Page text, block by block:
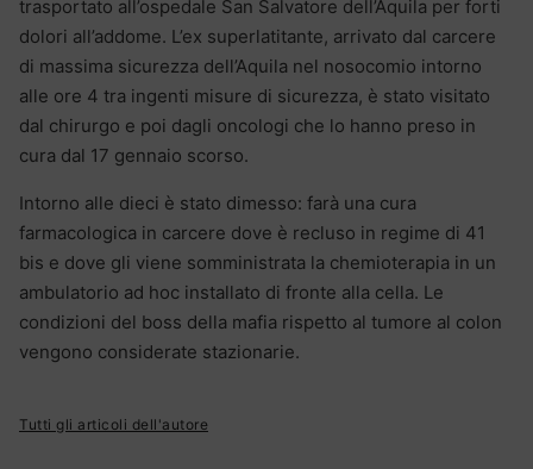
trasportato all’ospedale San Salvatore dell’Aquila per forti
dolori all’addome. L’ex superlatitante, arrivato dal carcere
di massima sicurezza dell’Aquila nel nosocomio intorno
alle ore 4 tra ingenti misure di sicurezza, è stato visitato
dal chirurgo e poi dagli oncologi che lo hanno preso in
cura dal 17 gennaio scorso.
Intorno alle dieci è stato dimesso: farà una cura
farmacologica in carcere dove è recluso in regime di 41
bis e dove gli viene somministrata la chemioterapia in un
ambulatorio ad hoc installato di fronte alla cella. Le
condizioni del boss della mafia rispetto al tumore al colon
vengono considerate stazionarie.
Tutti gli articoli dell'autore